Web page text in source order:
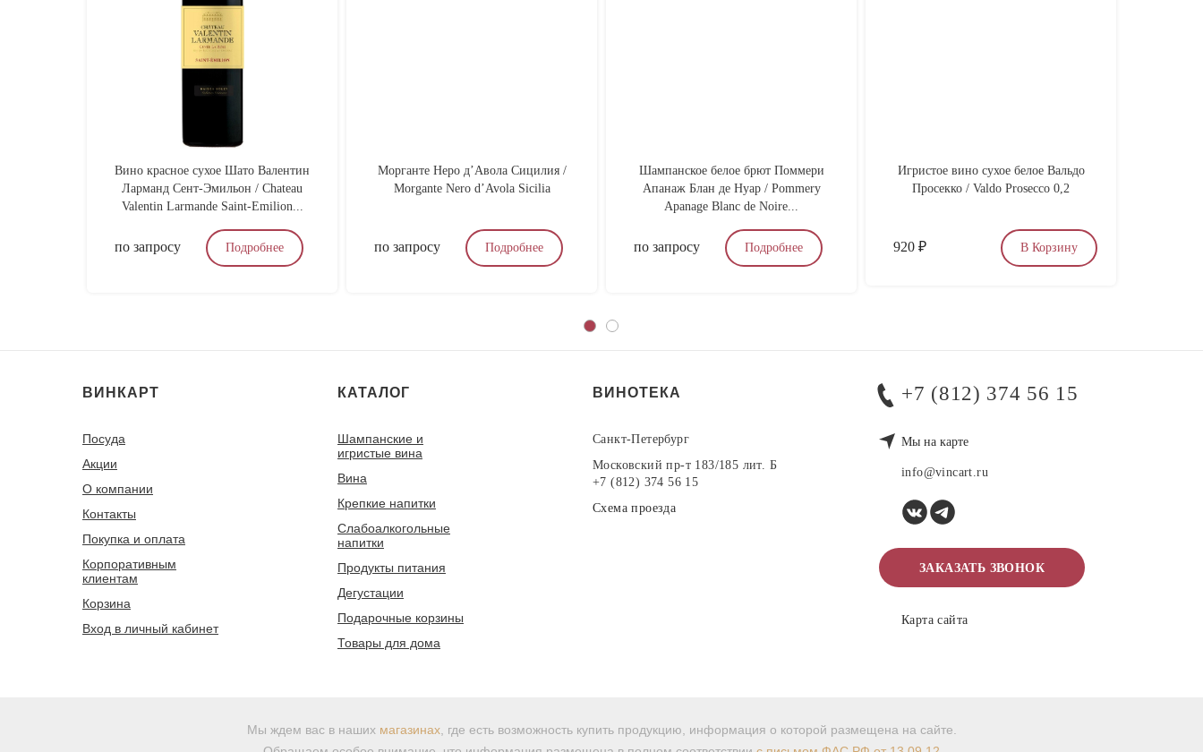
Вино красное сухое Шато Валентин
Ларманд Сент-Эмильон / Chateau
Valentin Larmande Saint-Emilion...
по запросу Подробнее
Морганте Неро д’Авола Сицилия /
Morgante Nero d’Avola Sicilia
по запросу Подробнее
Шампанское белое брют Поммери
Апанаж Блан де Нуар / Pommery
Apanage Blanc de Noire...
по запросу Подробнее
Игристое вино сухое белое Вальдо
Просекко / Valdo Prosecco 0,2
920 ₽ В Корзину
ВИНКАРТ
Посуда
Акции
О компании
Контакты
Покупка и оплата
Корпоративным
клиентам
Корзина
Вход в личный кабинет
КАТАЛОГ
Шампанские и
игристые вина
Вина
Крепкие напитки
Слабоалкогольные
напитки
Продукты питания
Дегустации
Подарочные корзины
Товары для дома
ВИНОТЕКА
Санкт-Петербург
Московский пр-т 183/185 лит. Б
+7 (812) 374 56 15
Схема проезда
+7 (812) 374 56 15
Мы на карте
info@vincart.ru
ЗАКАЗАТЬ ЗВОНОК
Карта сайта
Мы ждем вас в наших магазинах, где есть возможность купить продукцию, информация о которой размещена на сайте.